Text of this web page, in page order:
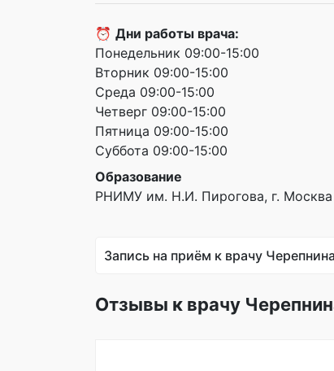
⏰ Дни работы врача:
Понедельник 09:00-15:00
Вторник 09:00-15:00
Среда 09:00-15:00
Четверг 09:00-15:00
Пятница 09:00-15:00
Суббота 09:00-15:00
Образование
РНИМУ им. Н.И. Пирогова, г. Москва
Запись на приём к врачу
Отзывы к врачу